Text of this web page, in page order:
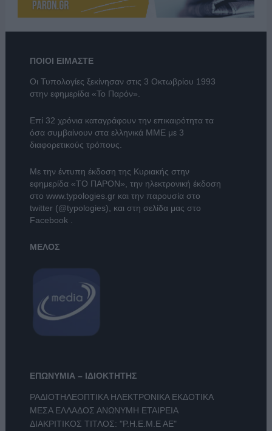
ΠΟΙΟΙ ΕΙΜΑΣΤΕ
Οι Τυπολογίες ξεκίνησαν στις 3 Οκτωβρίου 1993
στην εφημερίδα «Το Παρόν».
Επί 32 χρόνια καταγράφουν την επικαιρότητα τα
όσα συμβαίνουν στα ελληνικά ΜΜΕ με 3
διαφορετικούς τρόπους.
Με την έντυπη έκδοση της Κυριακής στην
εφημερίδα «ΤΟ ΠΑΡΟΝ» , την ηλεκτρονική έκδοση
στο www.typologies.grκαι την παρουσία στο
twitter (@typologies) , και στη σελίδα μας στο
Facebook
ΜΕΛΟΣ
ΕΠΩΝΥΜΙΑ – ΙΔΙΟΚΤΗΤΗΣ
ΡΑΔΙΟΤΗΛΕΟΠΤΙΚΑ ΗΛΕΚΤΡΟΝΙΚΑ ΕΚΔΟΤΙΚΑ
ΜΕΣΑ ΕΛΛΑΔΟΣ ΑΝΩΝΥΜΗ ΕΤΑΙΡΕΙΑ
ΔΙΑΚΡΙΤΙΚΟΣ ΤΙΤΛΟΣ: "Ρ.Η.Ε.Μ.Ε ΑΕ"